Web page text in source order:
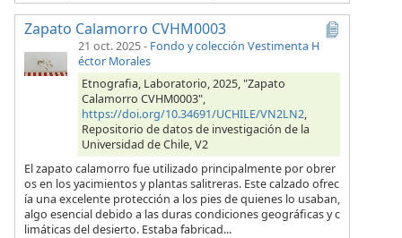
Zapato Calamorro CVHM0003
21 oct. 2025- Fondo y colección Vestimenta H
éctor Morales
Etnografia, Laboratorio, 2025, "Zapato
Calamorro CVHM0003",
https://doi.org/10.34691/UCHILE/VN2LN2,
Repositorio de datos de investigación de la
Universidad de Chile, V2
El zapato calamorro fue utilizado principalmente por obrer
os en los yacimientos y plantas salitreras. Este calzado ofrec
ía una excelente protección a los pies de quienes lo usaban,
algo esencial debido a las duras condiciones geográficas y c
limáticas del desierto. Estaba fabricad...